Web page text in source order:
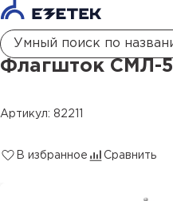
Флагшток СМЛ-5
Артикул: 82211
В избранное Сравнить